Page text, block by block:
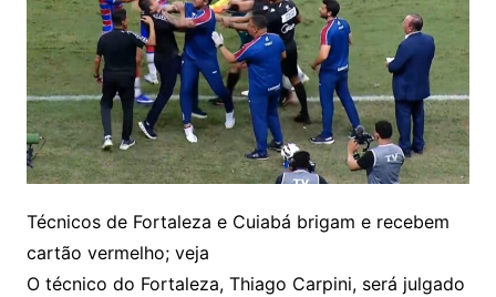
Técnicos de Fortaleza e Cuiabá brigam e recebem
cartão vermelho; veja
O técnico do Fortaleza, Thiago Carpini, será julgado